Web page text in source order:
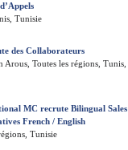
Tunisie
des Collaborateurs
Arous, Toutes les régions, Tunis,
MC recrute Bilingual Sales
French / English
Tunisie